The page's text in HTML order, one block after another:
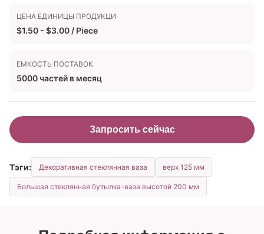
ЦЕНА ЕДИНИЦЫ ПРОДУКЦИ
$1.50 - $3.00 / Piece
ЕМКОСТЬ ПОСТАВОК
5000 частей в месяц
Запросить сейчас
Тэги: Декоративная стеклянная ваза верх 125 мм
Большая стеклянная бутылка-ваза высотой 200 мм